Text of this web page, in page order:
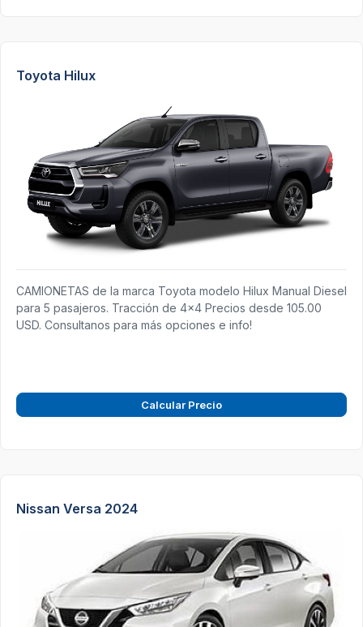
Toyota Hilux
CAMIONETAS de la marca Toyota modelo Hilux Manual Diesel
para 5 pasajeros. Tracción de 4x4 Precios desde 105.00
USD. Consultanos para más opciones e info!
Calcular Precio
Nissan Versa 2024